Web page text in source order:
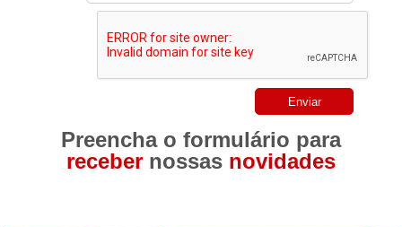
Preencha o formulário para
receber nossas novidades